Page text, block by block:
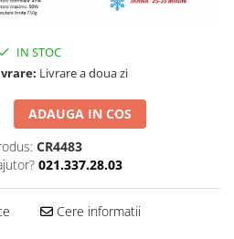
IN STOC
Livrare a doua zi
ADAUGA IN COS
CR4483
021.337.28.03
Cere informatii